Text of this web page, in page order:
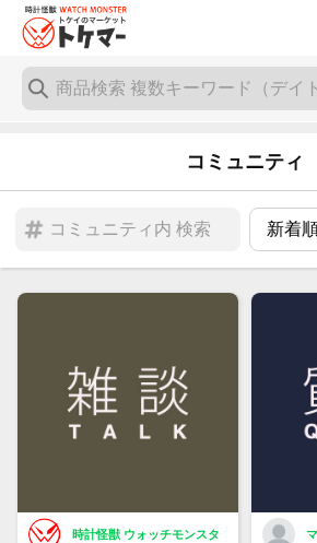
コミュニティ
時計怪獣 ウォッチモンスタ